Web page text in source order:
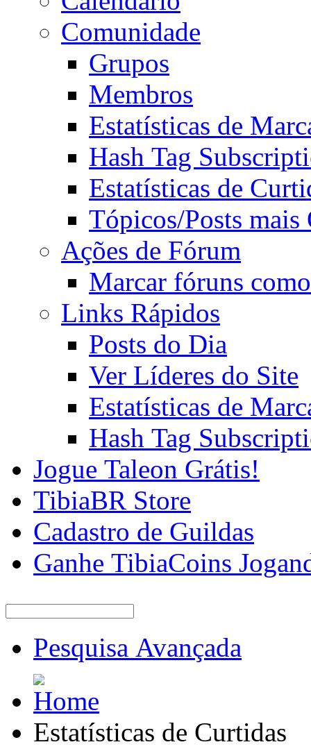
Comunidade
Grupos
Membros
Estatísticas de
Hash Tag
Estatísticas de
Tópicos/Posts mais
Ações de Fórum
Marcar fóruns
Links Rápidos
Posts do Dia
Ver Líderes do Site
Estatísticas de
Hash Tag
Jogue Taleon Grátis!
TibiaBR Store
Cadastro de Guildas
Ganhe TibiaCoins
Pesquisa Avançada
Estatísticas de Curtidas